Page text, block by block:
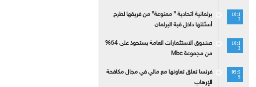
10:1
7
برلمانية اتحادية ” ممنوعة” من فريقها لطرح
أسئلتها داخل قبة البرلمان
10:1
3
صندوق الاستثمارات العامة يستحوذ على 54%
من مجموعة Mbc
09:5
9
فرنسا تعلق تعاونها مع مالي في مجال مكافحة
الإرهاب